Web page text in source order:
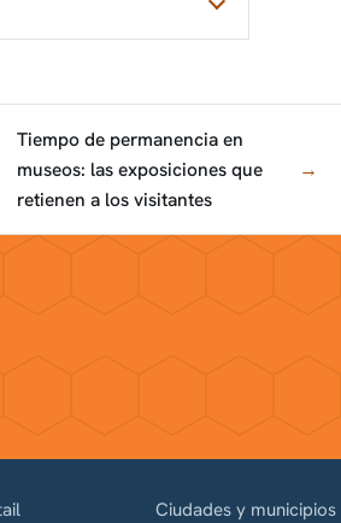
Tiempo de permanencia en
museos: las exposiciones que
retienen a los visitantes
→
Ciudades y municipios